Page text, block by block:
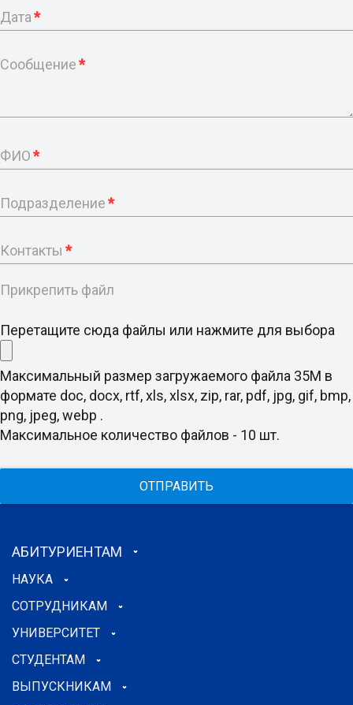
Дата*
Сообщение*
ФИО*
Подразделение*
Контакты *
Прикрепить файл
Перетащите сюда файлы или нажмите для выбора
Максимальный размер загружаемого файла 35M в
формате doc, docx, rtf, xls, xlsx, zip, rar, pdf, jpg, gif, bmp,
png, jpeg, webp .
Максимальное количество файлов - 10 шт.
ОТПРАВИТЬ
АБИТУРИЕНТАМ
НАУКА
СОТРУДНИКАМ
УНИВЕРСИТЕТ
СТУДЕНТАМ
ВЫПУСКНИКАМ